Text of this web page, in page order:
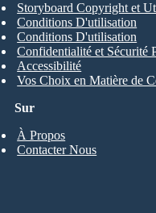
Sur
À Propos
Contacter Nous
Storyboard Copyright et
Conditions D'utilisation
Conditions D'utilisation
Confidentialité et Sécurité
Accessibilité
Vos Choix en Matière de